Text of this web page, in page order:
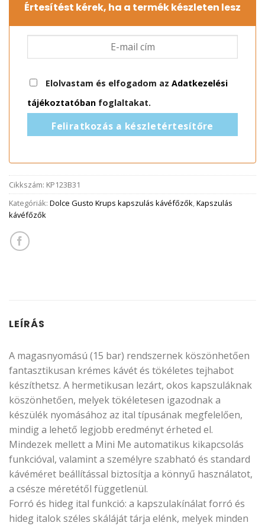
Értesítést kérek, ha a termék készleten lesz
Elolvastam és elfogadom az Adatkezelési
tájékoztatóban foglaltakat.
Feliratkozás a készletértesítőre
Cikkszám: KP123B31
Kategóriák: Dolce Gusto Krups kapszulás kávéfőzők,Kapszulás
kávéfőzők
LEÍRÁS
A magasnyomású (15 bar) rendszernek köszönhetően
fantasztikusan krémes kávét és tökéletes tejhabot
készíthetsz. A hermetikusan lezárt, okos kapszuláknak
köszönhetően, melyek tökéletesen igazodnak a
készülék nyomásához az ital típusának megfelelően,
mindig a lehető legjobb eredményt érheted el.
Mindezek mellett a Mini Me automatikus kikapcsolás
funkcióval, valamint a személyre szabható és standard
kávéméret beállítással biztosítja a könnyű használatot,
a csésze méretétől függetlenül.
Forró és hideg ital funkció: a kapszulakínálat forró és
hideg italok széles skáláját tárja elénk, melyek minden